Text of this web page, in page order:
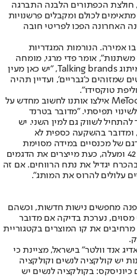
חולצת הכפתורים הלבנה התברגה
לכולם ומקבלים פרשנויות
האחרונה הפכו לפריטי חובה
אמירה. הנורמות המגדריות
אומר פדי מרגי, מומחה
למיתוג מוצרים ובעלים של חברת המיתוג Talking brands, "יש כאן מעין
שמזוהים כ'גבריים', ועדיין תהיה
טוקסידו".
לדבריו, אוכלוסיית הלהט"ב ותנועת MeToo אילצו אותנו לחשוב מחדש על
תפיסתי. "מדובר בטרנד
לשווק גם למין השני. יש
ומדובר בהשקעה כספית לא
של מכנסיים במידה מסוימת
המתאימה לגברים או נעליים ממידה 42 ומעלה, כעת מייצרים את הדגמים
יגדיל את נתח הרווחים. אם זה
עלולים להרוס את המותג".
מחפשים נישות חדשות, וכשהם
מסוים, נערכת בדיקה אם מדובר
מרחיבים את קו המוצרים בקטגוריית
אנד וולטר" בישראל, מציינת כי
יש קולקציה לנשים וקולקציה
כיוניסקס: בקולקציה לנשים יש